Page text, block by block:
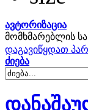
ავტორიზაცია
მომხმარებლის
დაგავიწყდათ
ძიება